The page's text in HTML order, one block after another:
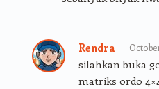
Rendra
silahkan buka
matriks ordo